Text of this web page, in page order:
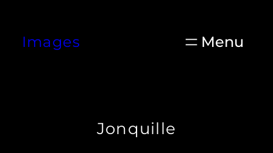
contenu
Images
Jonquille